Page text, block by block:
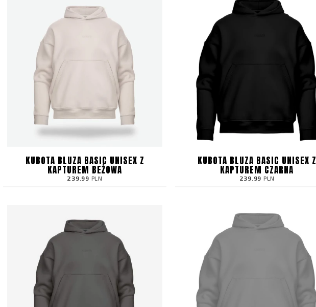
KUBOTA BLUZA BASIC UNISEX Z
KAPTUREM BEŻOWA
239.99 PLN
KUBOTA BLUZA BASIC UNISEX Z
KAPTUREM CZARNA
239.99 PLN